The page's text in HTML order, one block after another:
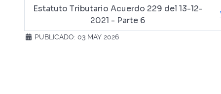
Estatuto Tributario Acuerdo 229 del 13-12-
2021 - Parte 6
PUBLICADO: 03 MAY 2026